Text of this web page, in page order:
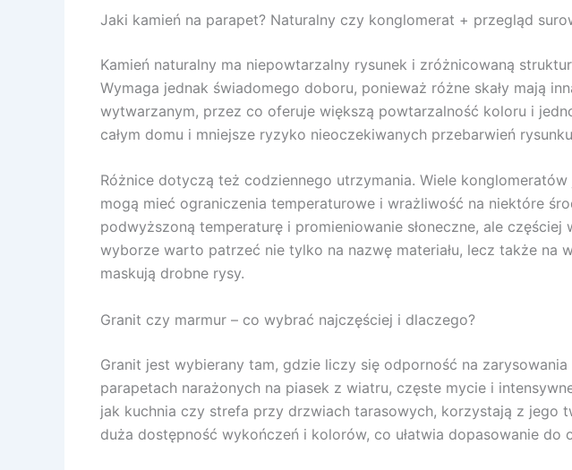
Jaki kamień na parapet? Naturalny czy konglomerat + przegląd
Kamień naturalny ma niepowtarzalny rysunek i zróżnicowaną
Wymaga jednak świadomego doboru, ponieważ różne skały mają
wytwarzanym, przez co oferuje większą powtarzalność koloru i
całym domu i mniejsze ryzyko nieoczekiwanych przebarwień
Różnice dotyczą też codziennego utrzymania. Wiele
mogą mieć ograniczenia temperaturowe i wrażliwość na niektóre
podwyższoną temperaturę i promieniowanie słoneczne, ale
wyborze warto patrzeć nie tylko na nazwę materiału, lecz także
maskują drobne rysy.
Granit czy marmur – co wybrać najczęściej i dlaczego?
Granit jest wybierany tam, gdzie liczy się odporność na
parapetach narażonych na piasek z wiatru, częste mycie i
jak kuchnia czy strefa przy drzwiach tarasowych, korzystają z jego
duża dostępność wykończeń i kolorów, co ułatwia dopasowanie do